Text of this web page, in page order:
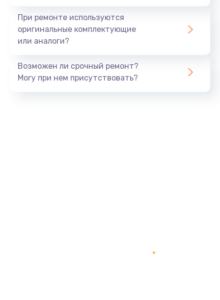
При ремонте используются
оригинальные комплектующие
или аналоги?
Возможен ли срочный ремонт?
Могу при нем присутствовать?